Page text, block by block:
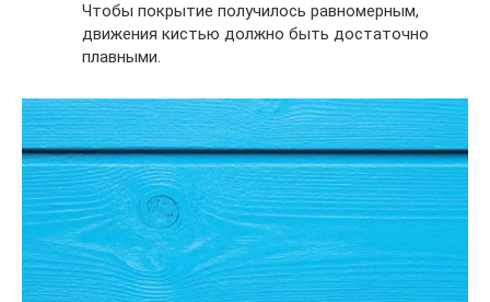
Чтобы покрытие получилось равномерным,
движения кистью должно быть достаточно
плавными.